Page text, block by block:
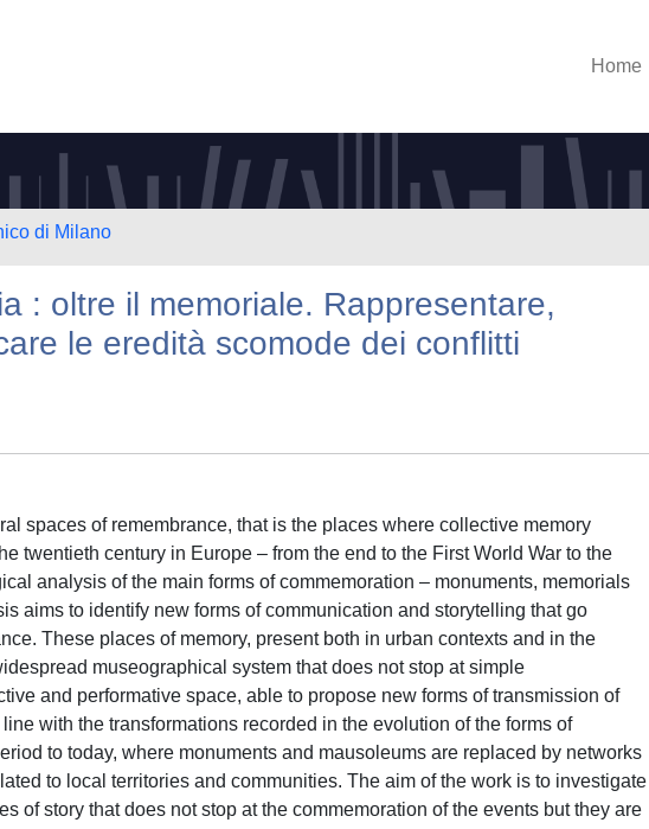
Home
di Milano
: oltre il memoriale. Rappresentare,
le eredità scomode dei conflitti
spaces of remembrance, that is the places where collective memory
twentieth century in Europe – from the end to the First World War to the
analysis of the main forms of commemoration – monuments, memorials
aims to identify new forms of communication and storytelling that go
These places of memory, present both in urban contexts and in the
museographical system that does not stop at simple
and performative space, able to propose new forms of transmission of
with the transformations recorded in the evolution of the forms of
to today, where monuments and mausoleums are replaced by networks
to local territories and communities. The aim of the work is to investigate
of story that does not stop at the commemoration of the events but they are